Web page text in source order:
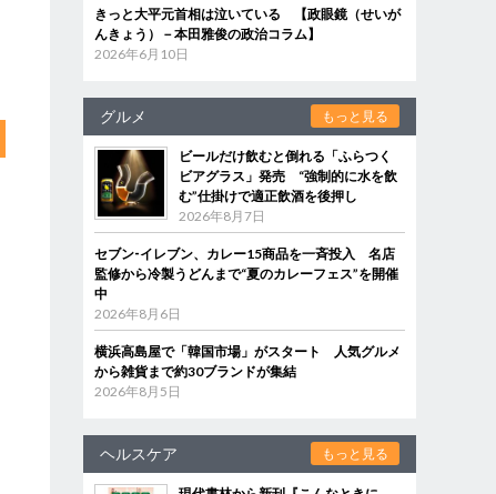
きっと大平元首相は泣いている 【政眼鏡（せいが
んきょう）－本田雅俊の政治コラム】
2026年6月10日
グルメ もっと見る
ビールだけ飲むと倒れる「ふらつく
ビアグラス」発売 “強制的に水を飲
む”仕掛けで適正飲酒を後押し
2026年8月7日
セブン‐イレブン、カレー15商品を一斉投入 名店
監修から冷製うどんまで“夏のカレーフェス”を開催
中
2026年8月6日
横浜高島屋で「韓国市場」がスタート 人気グルメ
から雑貨まで約30ブランドが集結
2026年8月5日
ヘルスケア もっと見る